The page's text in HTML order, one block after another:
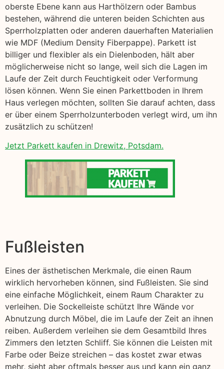
oberste Ebene kann aus Harthölzern oder Bambus
bestehen, während die unteren beiden Schichten aus
Sperrholzplatten oder anderen dauerhaften Materialien
wie MDF (Medium Density Fiberpappe). Parkett ist
billiger und flexibler als ein Dielenboden, hält aber
möglicherweise nicht so lange, weil sich die Lagen im
Laufe der Zeit durch Feuchtigkeit oder Verformung
lösen können. Wenn Sie einen Parkettboden in Ihrem
Haus verlegen möchten, sollten Sie darauf achten, dass
er über einem Sperrholzunterboden verlegt wird, um ihn
zusätzlich zu schützen!
Jetzt Parkett kaufen in Drewitz, Potsdam.
Fußleisten
Eines der ästhetischen Merkmale, die einen Raum
wirklich hervorheben können, sind Fußleisten. Sie sind
eine einfache Möglichkeit, einem Raum Charakter zu
verleihen. Die Sockelleiste schützt Ihre Wände vor
Abnutzung durch Möbel, die im Laufe der Zeit an ihnen
reiben. Außerdem verleihen sie dem Gesamtbild Ihres
Zimmers den letzten Schliff. Sie können die Leisten mit
Farbe oder Beize streichen – das kostet zwar etwas
mehr, sieht aber oftmals besser aus und kann ein ganz